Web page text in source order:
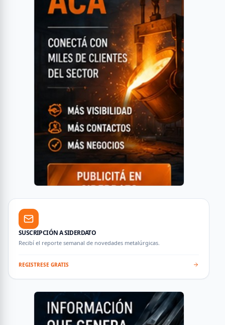
SUSCRIPCIÓN A SIDERDATO
Recibí el reporte semanal de novedades metalúrgicas.
REGISTRESE GRATIS